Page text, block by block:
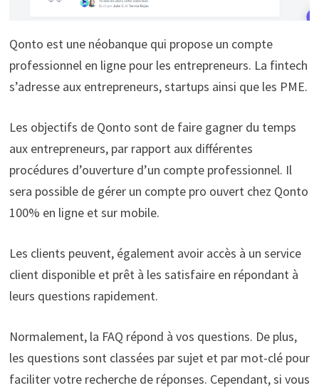
Qonto est une néobanque qui propose un compte
professionnel en ligne pour les entrepreneurs. La fintech
s’adresse aux entrepreneurs, startups ainsi que les PME.
Les objectifs de Qonto sont de faire gagner du temps
aux entrepreneurs, par rapport aux différentes
procédures d’ouverture d’un compte professionnel. Il
sera possible de gérer un compte pro ouvert chez Qonto
100% en ligne et sur mobile.
Les clients peuvent, également avoir accès à un service
client disponible et prêt à les satisfaire en répondant à
leurs questions rapidement.
Normalement, la FAQ répond à vos questions. De plus,
les questions sont classées par sujet et par mot-clé pour
faciliter votre recherche de réponses. Cependant, si vous